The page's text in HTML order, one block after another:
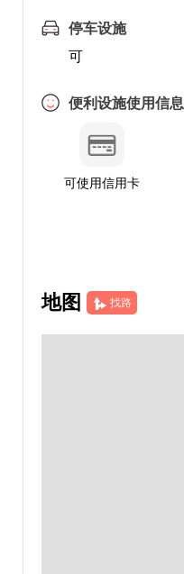
停车设施
可
便利设施使用信息
可使用信用卡
地图 找路